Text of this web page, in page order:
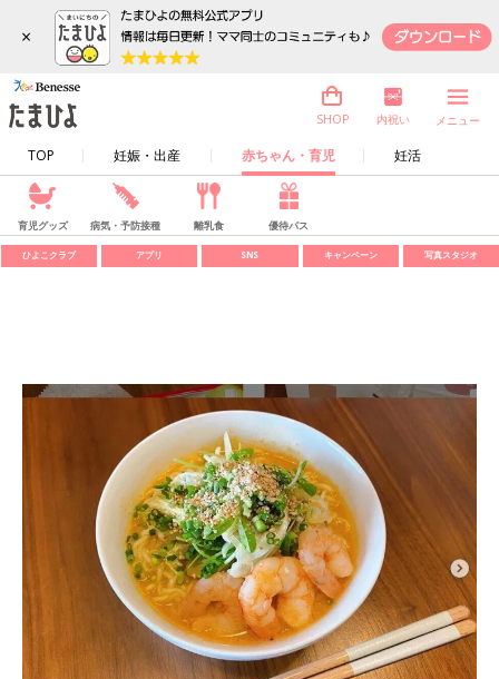
×
TOP 妊娠・出産 赤ちゃん・育児 妊活
SHOP 内祝い メニュー
育児グッズ 病気・予防接種 離乳食 優待パス
ひよこクラブ アプリ SNS キャンペーン 写真スタジオ